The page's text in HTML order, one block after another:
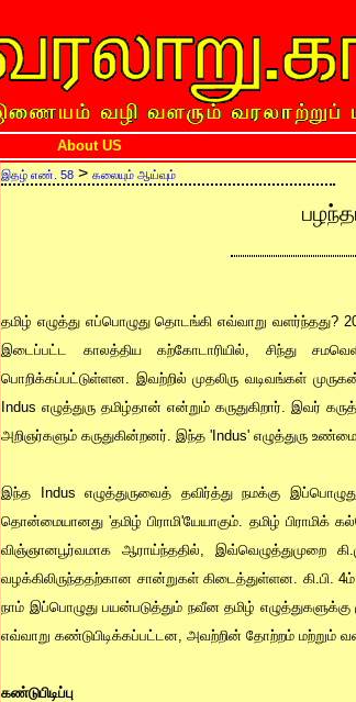
About US
இதழ் எண். 58 > கலையும் ஆய்வும்
தமிழ் எழுத்து எப்பொழுது தொடங்கி எவ்வாறு வளர்ந்தது?
இடைப்பட்ட காலத்திய கற்கோடாரியில், சிந்து
பொறிக்கப்பட்டுள்ளன. இவற்றில் முதலிரு வடிவங்கள்
Indus எழுத்துரு தமிழ்தான் என்றும் கருதுகிறார். இவர்
அறிஞர்களும் கருதுகின்றனர். இந்த 'Indus' எழுத்துரு
இந்த Indus எழுத்துருவைத் தவிர்த்து நமக்கு
தொன்மையானது 'தமிழ் பிராமி'யேயாகும். தமிழ்
விஞ்ஞானபூர்வமாக ஆராய்ந்ததில், இவ்வெழுத்துமுறை
வழக்கிலிருந்ததற்கான சான்றுகள் கிடைத்துள்ளன. கி.பி.
நாம் இப்பொழுது பயன்படுத்தும் நவீன தமிழ்
எவ்வாறு கண்டுபிடிக்கப்பட்டன, அவற்றின் தோற்றம் மற்றும்
கண்டுபிடிப்பு